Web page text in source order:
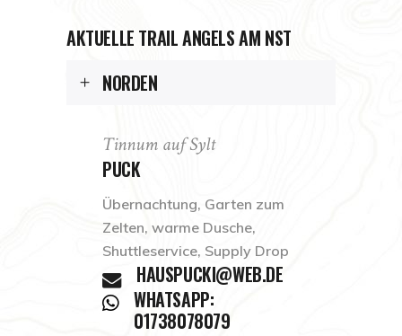
AKTUELLE TRAIL ANGELS AM NST
NORDEN
Tinnum auf Sylt
PUCK
Übernachtung, Garten zum
Zelten, warme Dusche,
Shuttleservice, Supply Drop
HAUSPUCKI@WEB.DE
WHATSAPP:
01738078079